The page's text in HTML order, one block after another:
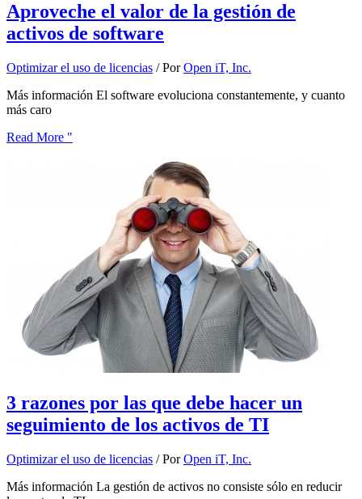
Aproveche el valor de la gestión de
activos de software
Optimizar el uso de licencias / PorOpen iT, Inc.
Más información El software evoluciona constantemente, y cuanto
más caro
Read More "
3 razones por las que debe hacer un
seguimiento de los activos de TI
Optimizar el uso de licencias / PorOpen iT, Inc.
Más información La gestión de activos no consiste sólo en reducir